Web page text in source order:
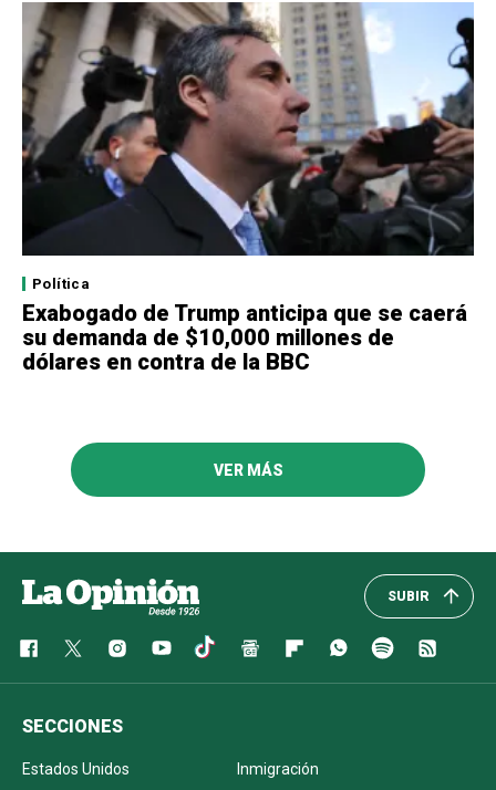
Política
Exabogado de Trump anticipa que se caerá
su demanda de $10,000 millones de
dólares en contra de la BBC
VER MÁS
SUBIR
SECCIONES
Estados Unidos
Inmigración